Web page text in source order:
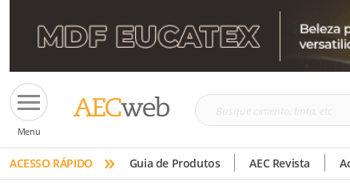
Menu
Busque
tinta,
etc
ACESSO RÁPIDO » Guia de Produtos AEC Revista